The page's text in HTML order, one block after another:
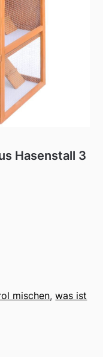
Hasenstall 3
mischen,was ist